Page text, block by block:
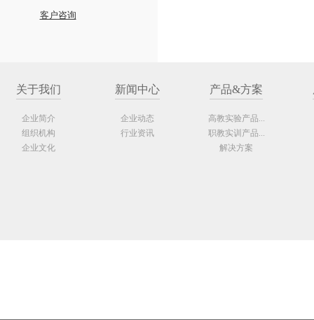
客户咨询
关于我们
企业简介
组织机构
企业文化
新闻中心
企业动态
行业资讯
产品&方案
高教实验产品...
职教实训产品...
解决方案